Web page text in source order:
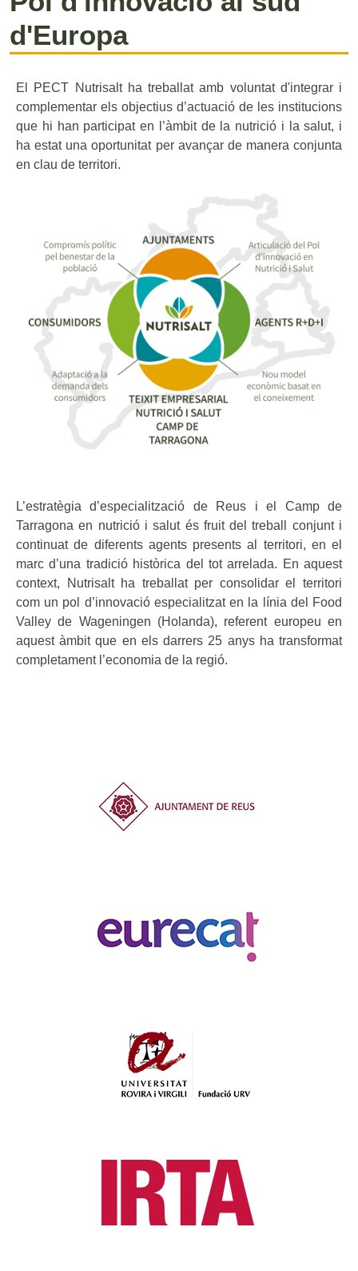
d'Europa
El PECT Nutrisalt ha treballat amb voluntat d'integrar i
complementar els objectius d’actuació de les institucions
que hi han participat en l’àmbit de la nutrició i la salut, i
ha estat una oportunitat per avançar de manera conjunta
en clau de territori.
L’estratègia d’especialització de Reus i el Camp de
Tarragona en nutrició i salut és fruit del treball conjunt i
continuat de diferents agents presents al territori, en el
marc d’una tradició històrica del tot arrelada. En aquest
context, Nutrisalt ha treballat per consolidar el territori
com un pol d’innovació especialitzat en la línia del Food
Valley de Wageningen (Holanda), referent europeu en
aquest àmbit que en els darrers 25 anys ha transformat
completament l’economia de la regió.